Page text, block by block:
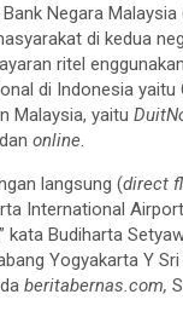
Negara Malaysia
di kedua
ritel
di Indonesia yaitu
Malaysia, yaitu
dan online.
langsung (direct
International
kata Budiharta
Yogyakarta Y
beritabernas.com,